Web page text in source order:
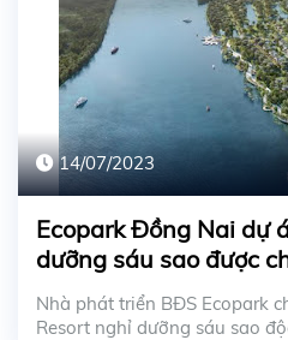
14/07/2023
Ecopark Đồng Nai dự
dưỡng sáu sao được
ra mắt ở miền Nam
Nhà phát triển BĐS Ecopark
Resort nghỉ dưỡng sáu sao